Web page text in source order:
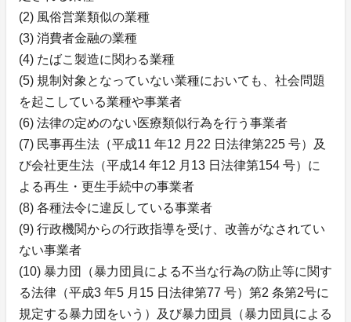
(2) 風俗営業類似の業種
(3) 消費者金融の業種
(4) たばこ製造に関わる業種
(5) 規制対象となっていない業種においても、社会問題
を起こしている業種や事業者
(6) 法律の定めのない医療類似行為を行う事業者
(7) 民事再生法（平成11 年12 月22 日法律第225 号）及
び会社更生法（平成14 年12 月13 日法律第154 号）に
よる再生・更生手続中の事業者
(8) 各種法令に違反している事業者
(9) 行政機関からの行政指導を受け、改善がなされてい
ない事業者
(10) 暴力団（暴力団員による不当な行為の防止等に関す
る法律（平成3 年5 月15 日法律第77 号）第2 条第2号に
規定する暴力団をいう）及び暴力団員（暴力団員による